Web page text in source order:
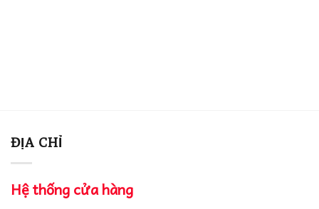
ĐỊA CHỈ
Hệ thống cửa hàng